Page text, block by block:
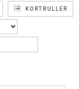
KORTRULLER